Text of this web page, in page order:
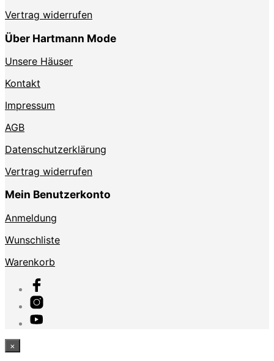
Vertrag widerrufen
Über Hartmann Mode
Unsere Häuser
Kontakt
Impressum
AGB
Datenschutzerklärung
Vertrag widerrufen
Mein Benutzerkonto
Anmeldung
Wunschliste
Warenkorb
×